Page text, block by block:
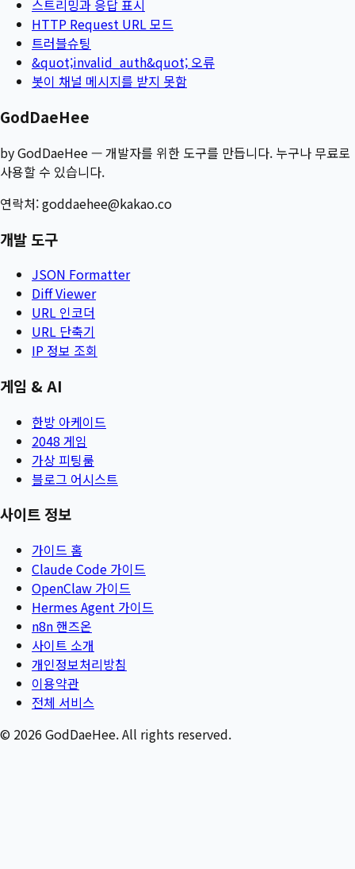
스트리밍과 응답 표시
HTTP Request URL 모드
트러블슈팅
&quot;invalid_auth&quot; 오류
봇이 채널 메시지를 받지 못함
GodDaeHee
by GodDaeHee — 개발자를 위한 도구를 만듭니다. 누구나 무료로
사용할 수 있습니다.
연락처:goddaehee@kakao.co
개발 도구
JSON Formatter
Diff Viewer
URL 인코더
URL 단축기
IP 정보 조회
게임 & AI
한방 아케이드
2048 게임
가상 피팅룸
블로그 어시스트
사이트 정보
가이드 홈
Claude Code 가이드
OpenClaw 가이드
Hermes Agent 가이드
n8n 핸즈온
사이트 소개
개인정보처리방침
이용약관
전체 서비스
© 2026GodDaeHee. All rights reserved.